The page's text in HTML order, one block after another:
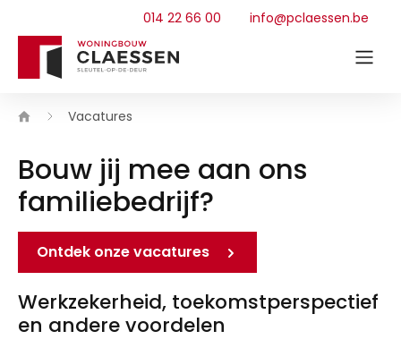
014 22 66 00 info@pclaessen.be
Vacatures
Bouw jij mee aan ons
familiebedrijf?
Ontdek onze vacatures
Werkzekerheid, toekomstperspectief
en andere voordelen